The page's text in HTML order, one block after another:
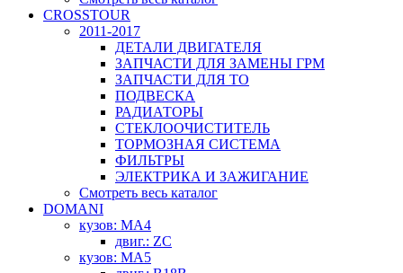
CROSSTOUR
2011-2017
ДЕТАЛИ ДВИГАТЕЛЯ
ЗАПЧАСТИ ДЛЯ ЗАМЕНЫ ГРМ
ЗАПЧАСТИ ДЛЯ ТО
ПОДВЕСКА
РАДИАТОРЫ
СТЕКЛООЧИСТИТЕЛЬ
ТОРМОЗНАЯ СИСТЕМА
ФИЛЬТРЫ
ЭЛЕКТРИКА И ЗАЖИГАНИЕ
Смотреть весь каталог
DOMANI
кузов: MA4
двиг.: ZC
кузов: MA5